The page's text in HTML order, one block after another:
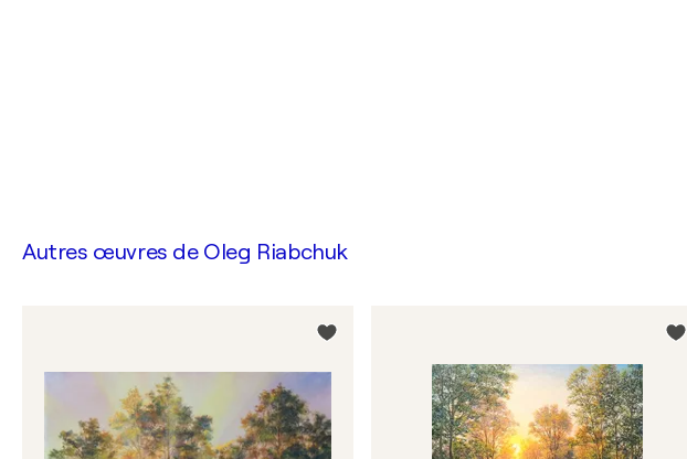
Autres œuvres de Oleg Riabchuk